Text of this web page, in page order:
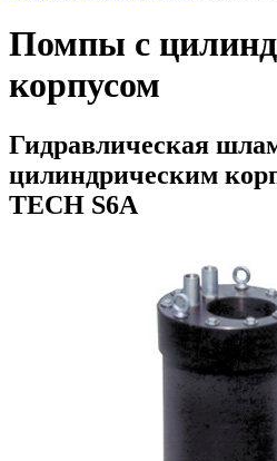
Помпы с
корпусом
Гидравлическая
цилиндрическим
TECH S6A